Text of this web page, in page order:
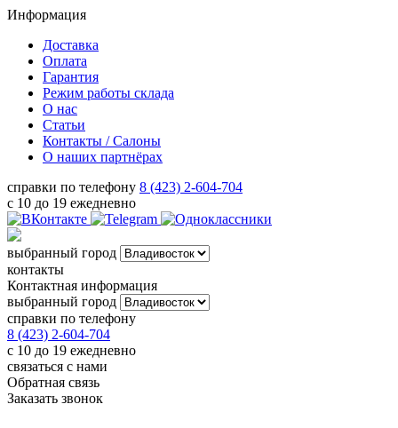
Информация
Доставка
Оплата
Гарантия
Режим работы склада
О нас
Статьи
Контакты / Салоны
О наших партнёрах
справки по телефону 8 (423) 2-604-704
с 10 до 19 ежедневно
выбранный город
контакты
Контактная информация
выбранный город
справки по телефону
8 (423) 2-604-704
с 10 до 19 ежедневно
связаться с нами
Обратная связь
Заказать звонок